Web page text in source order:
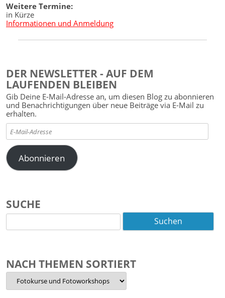
Weitere Termine:
in Kürze
Informationen und Anmeldung
DER NEWSLETTER - AUF DEM
LAUFENDEN BLEIBEN
Gib Deine E-Mail-Adresse an, um diesen Blog zu abonnieren
und Benachrichtigungen über neue Beiträge via E-Mail zu
erhalten.
E-
Mail-
Adresse
Abonnieren
SUCHE
Suchen
nach:
NACH THEMEN SORTIERT
Nach
Themen
sortiert